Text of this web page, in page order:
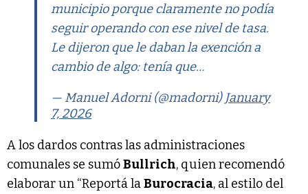
municipio porque claramente no podía
seguir operando con ese nivel de tasa.
Le dijeron que le daban la exención a
cambio de algo: tenía que…
— Manuel Adorni (@madorni) January
7, 2026
A los dardos contras las administraciones
comunales se sumóBullrich, quien recomendó
elaborar un “Reportá laBurocracia, al estilo del